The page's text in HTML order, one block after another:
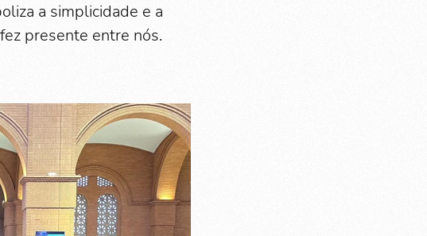
a simplicidade e a
presente entre nós.